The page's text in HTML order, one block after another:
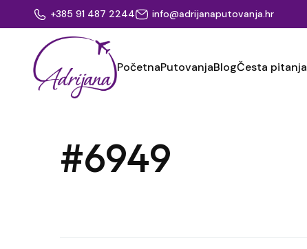
+385 91 487 2244 info@adrijanaputovanja.hr
PočetnaPutovanjaBlogČesta pitanja
#6949